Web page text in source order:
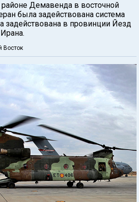
районе Демавенда в восточной
была задействована система
в провинции Йезд
Восток